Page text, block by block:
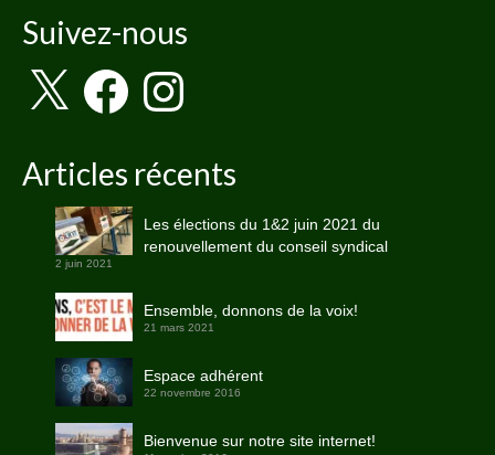
Suivez-nous
FacebookInstagram
Articles récents
Les élections du 1&2 juin 2021 du
renouvellement du conseil syndical
2 juin 2021
Ensemble, donnons de la voix!
21 mars 2021
Espace adhérent
22 novembre 2016
Bienvenue sur notre site internet!